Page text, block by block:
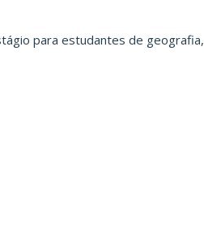
para estudantes de geografia,